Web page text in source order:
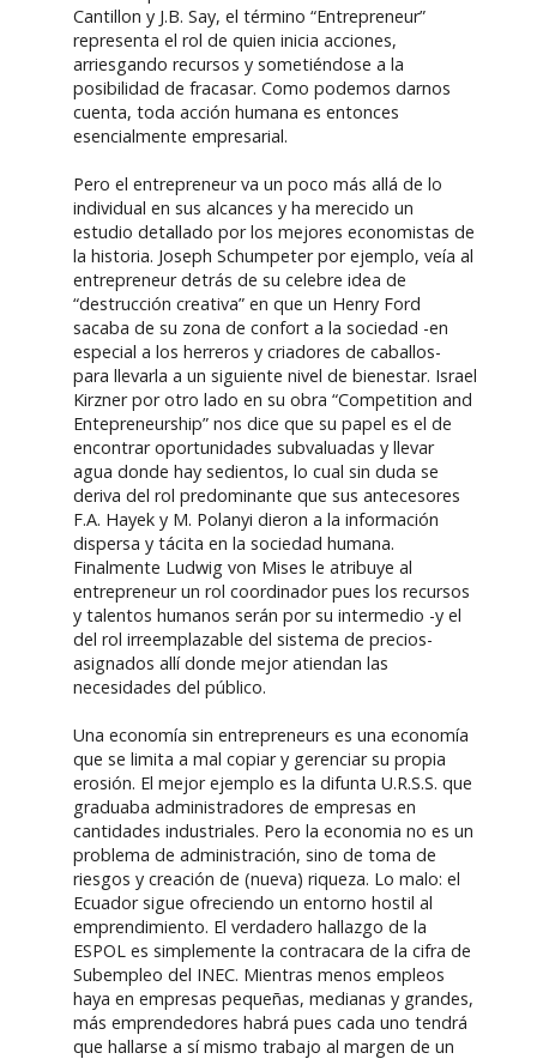
Cantillon y J.B. Say, el término “Entrepreneur”
representa el rol de quien inicia acciones,
arriesgando recursos y sometiéndose a la
posibilidad de fracasar. Como podemos darnos
cuenta, toda acción humana es entonces
esencialmente empresarial.
Pero el entrepreneur va un poco más allá de lo
individual en sus alcances y ha merecido un
estudio detallado por los mejores economistas de
la historia. Joseph Schumpeter por ejemplo, veía al
entrepreneur detrás de su celebre idea de
“destrucción creativa” en que un Henry Ford
sacaba de su zona de confort a la sociedad -en
especial a los herreros y criadores de caballos-
para llevarla a un siguiente nivel de bienestar. Israel
Kirzner por otro lado en su obra “Competition and
Entepreneurship” nos dice que su papel es el de
encontrar oportunidades subvaluadas y llevar
agua donde hay sedientos, lo cual sin duda se
deriva del rol predominante que sus antecesores
F.A. Hayek y M. Polanyi dieron a la información
dispersa y tácita en la sociedad humana.
Finalmente Ludwig von Mises le atribuye al
entrepreneur un rol coordinador pues los recursos
y talentos humanos serán por su intermedio -y el
del rol irreemplazable del sistema de precios-
asignados allí donde mejor atiendan las
necesidades del público.
Una economía sin entrepreneurs es una economía
que se limita a mal copiar y gerenciar su propia
erosión. El mejor ejemplo es la difunta U.R.S.S. que
graduaba administradores de empresas en
cantidades industriales. Pero la economia no es un
problema de administración, sino de toma de
riesgos y creación de (nueva) riqueza. Lo malo: el
Ecuador sigue ofreciendo un entorno hostil al
emprendimiento. El verdadero hallazgo de la
ESPOL es simplemente la contracara de la cifra de
Subempleo del INEC. Mientras menos empleos
haya en empresas pequeñas, medianas y grandes,
más emprendedores habrá pues cada uno tendrá
que hallarse a sí mismo trabajo al margen de un